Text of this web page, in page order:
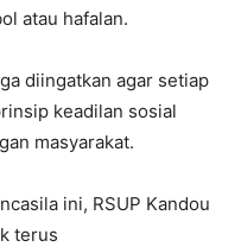
atau hafalan.
diingatkan agar setiap
keadilan sosial
masyarakat.
ini, RSUP Kandou
terus